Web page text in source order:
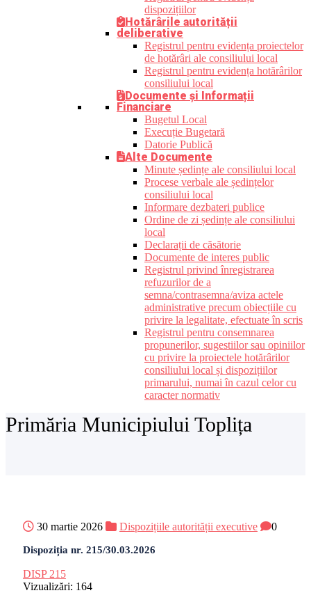
dispozițiilor
Hotărârile autorității
deliberative
Registrul pentru evidența proiectelor
de hotărâri ale consiliului local
Registrul pentru evidența hotărârilor
consiliului local
Documente și Informații
Financiare
Bugetul Local
Execuție Bugetară
Datorie Publică
Alte Documente
Minute ședințe ale consiliului local
Procese verbale ale ședințelor
consiliului local
Informare dezbateri publice
Ordine de zi ședințe ale consiliului
local
Declarații de căsătorie
Documente de interes public
Registrul privind înregistrarea
refuzurilor de a
semna/contrasemna/aviza actele
administrative precum obiecțiile cu
privire la legalitate, efectuate în scris
Registrul pentru consemnarea
propunerilor, sugestiilor sau opiniilor
cu privire la proiectele hotărârilor
consiliului local și dispozițiilor
primarului, numai în cazul celor cu
caracter normativ
Primăria Municipiului Toplița
30 martie 2026 Dispozițiile autorității executive 0
Dispoziția nr. 215/30.03.2026
DISP 215
Vizualizări: 164